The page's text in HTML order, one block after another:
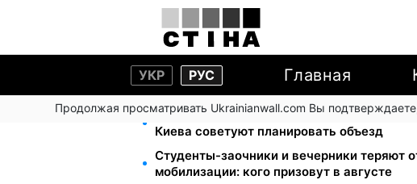
УКР РУС Главная
Продолжая просматривать Ukrainianwall.com Вы
Мост Метро частично перекроют 7-10
Киева советуют планировать объезд
Студенты-заочники и вечерники теряют
мобилизации: кого призовут в августе